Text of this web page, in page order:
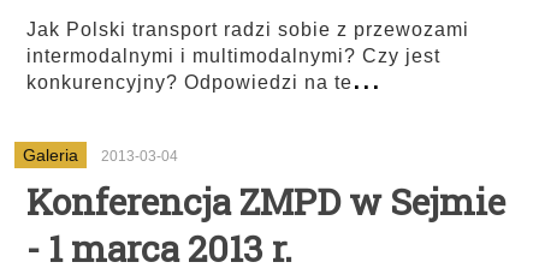
Jak Polski transport radzi sobie z przewozami
intermodalnymi i multimodalnymi? Czy jest
konkurencyjny? Odpowiedzi na te...
Galeria 2013-03-04
Konferencja ZMPD w Sejmie
- 1 marca 2013 r.